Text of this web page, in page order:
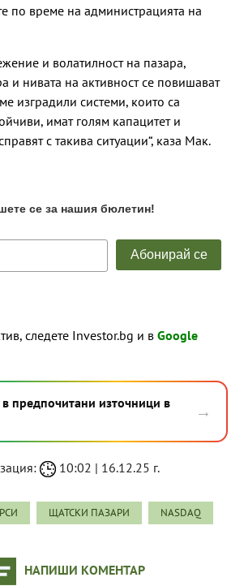
по време на администрацията на
и волатилност на пазара,
и нивата на активност се повишават
изградили системи, които са
имат голям капацитет и
с такива ситуации“, каза Мак.
следете Investor.bg и в Google
предпочитани източници в
→
10:02 | 16.12.25 г.
ЩАТСКИ ПАЗАРИ NASDAQ
НАПИШИ КОМЕНТАР